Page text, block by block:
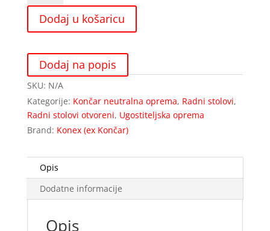
s
donjom
policom
zaštitom
zida
količina
Dodaj u košaricu
Dodaj na popis
SKU: N/A
Kategorije: Končar neutralna oprema, Radni stolovi,
Radni stolovi otvoreni, Ugostiteljska oprema
Brand: Konex (ex Končar)
Opis
Dodatne informacije
Opis